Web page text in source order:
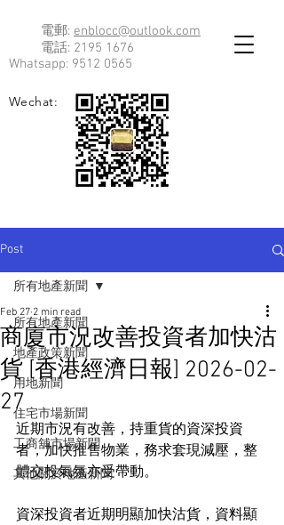
電郵: enblocc@outlook.com
電話: 2195 1676
Whatsapp: 9512 0565
Wechat:
Post
所有地產新聞
地產政策新聞
用地新聞
住宅市場新聞
工商舖市場新聞
其他關於地產新聞
所有地產新聞
商廈市況改善投資者加快沽
貨 [香港經濟日報] 2026-02-
27
Feb 27 2 min read
近期市況有改善，持重貨的資深投資
者，加快推售物業，務求套現減壓，整
體交投氣氛亦受帶動。
資深投資者近期明顯加快沽貨，資料顯